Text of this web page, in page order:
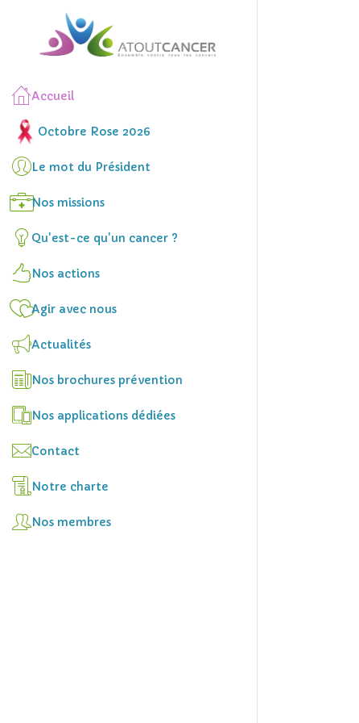
Accueil
Octobre Rose 2026
Le mot du Président
Nos missions
Qu'est-ce qu'un cancer ?
Nos actions
Agir avec nous
Actualités
Nos brochures prévention
Nos applications dédiées
Contact
Notre charte
Nos membres